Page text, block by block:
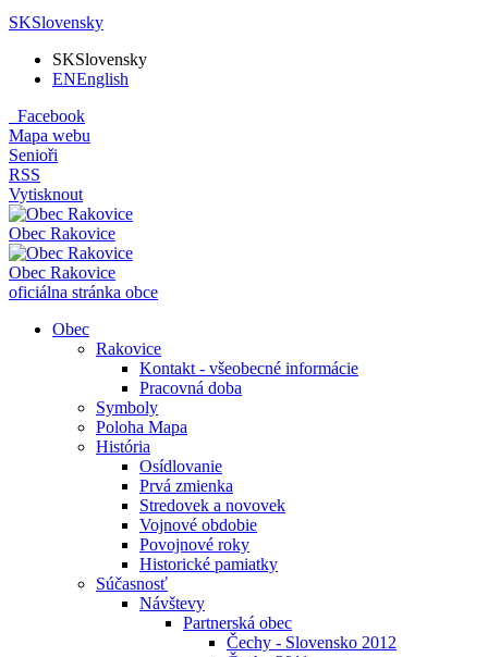
SKSlovensky
SKSlovensky
ENEnglish
Facebook
Mapa webu
Senioři
RSS
Vytisknout
Obec Rakovice
Obec Rakovice
oficiálna stránka obce
Obec
Rakovice
Kontakt - všeobecné informácie
Pracovná doba
Symboly
Poloha Mapa
História
Osídlovanie
Prvá zmienka
Stredovek a novovek
Vojnové obdobie
Povojnové roky
Historické pamiatky
Súčasnosť
Návštevy
Partnerská obec
Čechy - Slovensko 2012